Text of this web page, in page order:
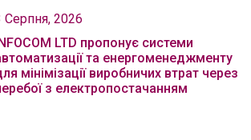
Серпня, 2026
LTD пропонує системи
та енергоменеджменту
мінімізації виробничих втрат через
з електропостачанням